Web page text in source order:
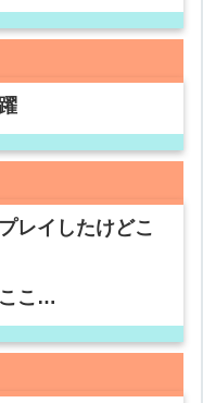
レイしたけどこ
こ…